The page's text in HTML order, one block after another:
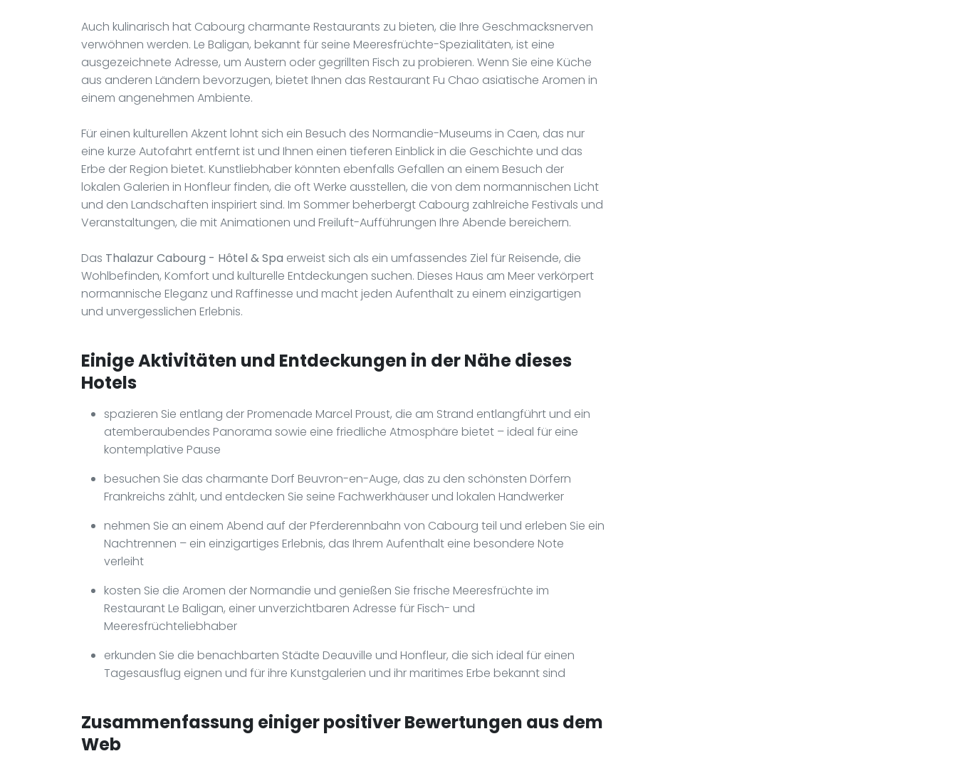
Auch kulinarisch hat Cabourg charmante Restaurants zu bieten, die Ihre Geschmacksnerven
verwöhnen werden. Le Baligan, bekannt für seine Meeresfrüchte-Spezialitäten, ist eine
ausgezeichnete Adresse, um Austern oder gegrillten Fisch zu probieren. Wenn Sie eine Küche
aus anderen Ländern bevorzugen, bietet Ihnen das Restaurant Fu Chao asiatische Aromen in
einem angenehmen Ambiente.
Für einen kulturellen Akzent lohnt sich ein Besuch des Normandie-Museums in Caen, das nur
eine kurze Autofahrt entfernt ist und Ihnen einen tieferen Einblick in die Geschichte und das
Erbe der Region bietet. Kunstliebhaber könnten ebenfalls Gefallen an einem Besuch der
lokalen Galerien in Honfleur finden, die oft Werke ausstellen, die von dem normannischen Licht
und den Landschaften inspiriert sind. Im Sommer beherbergt Cabourg zahlreiche Festivals und
Veranstaltungen, die mit Animationen und Freiluft-Aufführungen Ihre Abende bereichern.
Das Thalazur Cabourg - Hôtel & Spa erweist sich als ein umfassendes Ziel für Reisende, die
Wohlbefinden, Komfort und kulturelle Entdeckungen suchen. Dieses Haus am Meer verkörpert
normannische Eleganz und Raffinesse und macht jeden Aufenthalt zu einem einzigartigen
und unvergesslichen Erlebnis.
Einige Aktivitäten und Entdeckungen in der Nähe dieses
Hotels
spazieren Sie entlang der Promenade Marcel Proust, die am Strand entlangführt und ein
atemberaubendes Panorama sowie eine friedliche Atmosphäre bietet – ideal für eine
kontemplative Pause
besuchen Sie das charmante Dorf Beuvron-en-Auge, das zu den schönsten Dörfern
Frankreichs zählt, und entdecken Sie seine Fachwerkhäuser und lokalen Handwerker
nehmen Sie an einem Abend auf der Pferderennbahn von Cabourg teil und erleben Sie ein
Nachtrennen – ein einzigartiges Erlebnis, das Ihrem Aufenthalt eine besondere Note
verleiht
kosten Sie die Aromen der Normandie und genießen Sie frische Meeresfrüchte im
Restaurant Le Baligan, einer unverzichtbaren Adresse für Fisch- und
Meeresfrüchteliebhaber
erkunden Sie die benachbarten Städte Deauville und Honfleur, die sich ideal für einen
Tagesausflug eignen und für ihre Kunstgalerien und ihr maritimes Erbe bekannt sind
Zusammenfassung einiger positiver Bewertungen aus dem
Web